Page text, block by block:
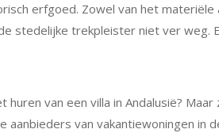
erfgoed. Zowel van het
stedelijke trekpleister niet ver weg.
van een villa in Andalusië?
aanbieders van vakantiewoningen in